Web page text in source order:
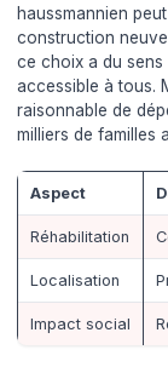
haussmannien
construction
ce choix a du
accessible à tous.
raisonnable de
milliers de familles
Aspect
Réhabilitation
Localisation
Impact social